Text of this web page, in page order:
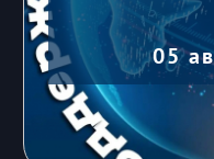
05